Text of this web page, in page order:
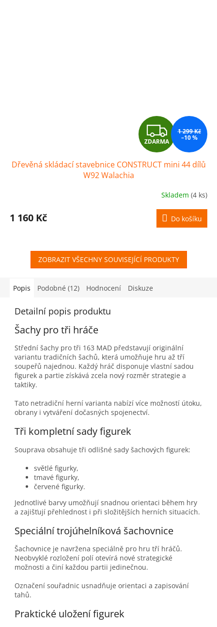
Z
D
A
R
M
A
ZDARMA
1 299 Kč
–10 %
Dřevěná skládací stavebnice CONSTRUCT mini 44 dílů
W92 Walachia
Skladem (4 ks)
1 160 Kč Do košíku
ZOBRAZIT VŠECHNY SOUVISEJÍCÍ PRODUKTY
Popis Podobné (12) Hodnocení Diskuze
Detailní popis produktu
Šachy pro tři hráče
Střední šachy pro tři 163 MAD představují originální
variantu tradičních šachů, která umožňuje hru až tří
soupeřů najednou. Každý hráč disponuje vlastní sadou
figurek a partie získává zcela nový rozměr strategie a
taktiky.
Tato netradiční herní varianta nabízí více možností útoku,
obrany i vytváření dočasných spojenectví.
Tři kompletní sady figurek
Souprava obsahuje tři odlišné sady šachových figurek:
světlé figurky,
tmavé figurky,
červené figurky.
Jednotlivé barvy umožňují snadnou orientaci během hry
a zajišťují přehlednost i při složitějších herních situacích.
Speciální trojúhelníková šachovnice
Šachovnice je navržena speciálně pro hru tří hráčů.
Neobvyklé rozložení polí otevírá nové strategické
možnosti a činí každou partii jedinečnou.
Označení souřadnic usnadňuje orientaci a zapisování
tahů.
Praktické uložení figurek